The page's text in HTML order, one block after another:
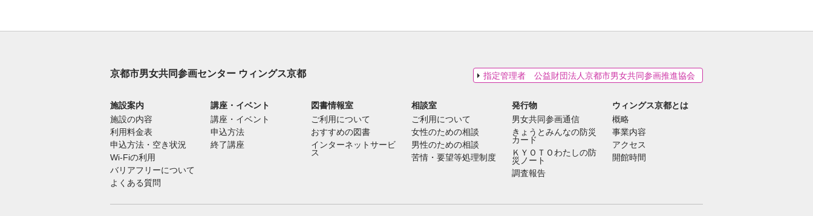
京都市男女共同参画センター ウィングス京都 指定管理者 公益財団法人京都市男女共同参画推進協会
施設案内
施設の内容
利用料金表
申込方法・空き状況
Wi-Fiの利用
バリアフリーについて
よくある質問
講座・イベント
講座・イベント
申込方法
終了講座
図書情報室
ご利用について
おすすめの図書
インターネットサービ
ス
相談室
ご利用について
女性のための相談
男性のための相談
苦情・要望等処理制度
発行物
男女共同参画通信
きょうとみんなの防災
カード
ＫＹＯＴＯわたしの防
災ノート
調査報告
ウィングス京都とは
概略
事業内容
アクセス
開館時間